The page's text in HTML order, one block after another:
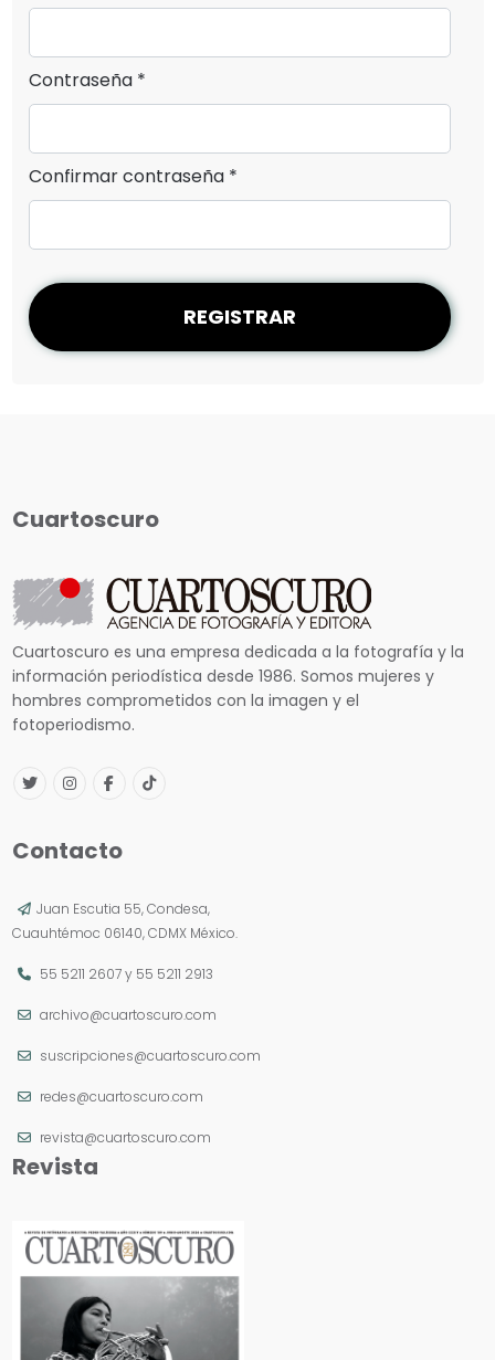
Contraseña *
Confirmar contraseña *
REGISTRAR
Cuartoscuro
Cuartoscuro es una empresa dedicada a la fotografía y la
información periodística desde 1986. Somos mujeres y
hombres comprometidos con la imagen y el
fotoperiodismo.
Contacto
Juan Escutia 55, Condesa,
Cuauhtémoc 06140, CDMX México.
55 5211 2607y 55 5211 2913
archivo@cuartoscuro.com
suscripciones@cuartoscuro.com
redes@cuartoscuro.com
revista@cuartoscuro.com
Revista